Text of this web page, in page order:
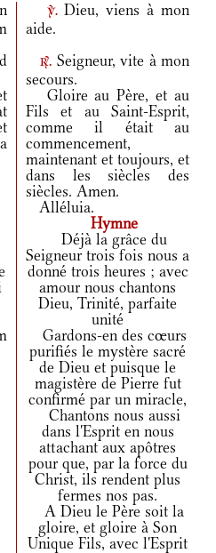
v.Dieu, viens à mon
aide.
r. Seigneur, vite à mon
secours.
Gloire au Père, et au
Fils et au Saint-Esprit,
comme il était au
commencement,
maintenant et toujours, et
dans les siècles des
siècles. Amen.
Alléluia.
Hymne
Déjà la grâce du
Seigneur trois fois nous a
donné trois heures ; avec
amour nous chantons
Dieu, Trinité, parfaite
unité
Gardons-en des cœurs
purifiés le mystère sacré
de Dieu et puisque le
magistère de Pierre fut
confirmé par un miracle,
Chantons nous aussi
dans l'Esprit en nous
attachant aux apôtres
pour que, par la force du
Christ, ils rendent plus
fermes nos pas.
A Dieu le Père soit la
gloire, et gloire à Son
Unique Fils, avec l'Esprit